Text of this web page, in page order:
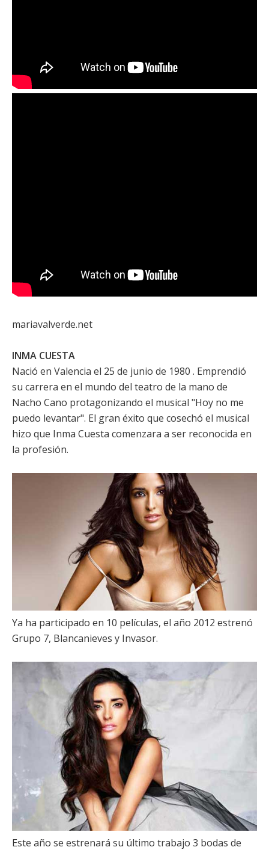
mariavalverde.net
INMA CUESTA
Nació en Valencia el 25 de junio de 1980 . Emprendió
su carrera en el mundo del teatro de la mano de
Nacho Cano protagonizando el musical "Hoy no me
puedo levantar". El gran éxito que cosechó el musical
hizo que Inma Cuesta comenzara a ser reconocida en
la profesión.
Ya ha participado en 10 películas, el año 2012 estrenó
Grupo 7, Blancanieves y Invasor.
Este año se estrenará su último trabajo 3 bodas de